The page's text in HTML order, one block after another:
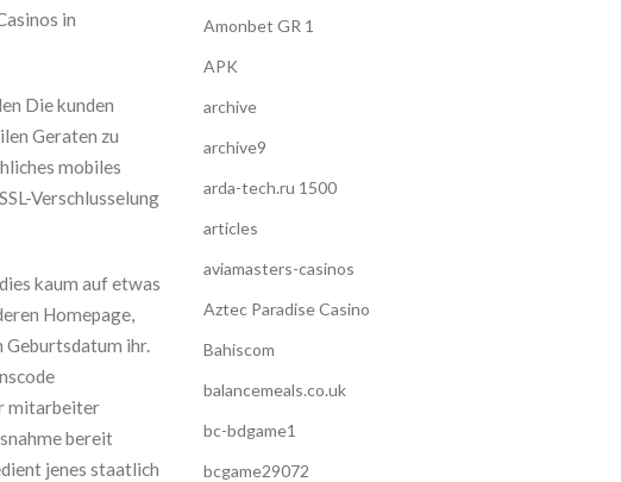
in
Die kunden
Geraten zu
mobiles
Verschlusselung
kaum auf etwas
Homepage,
ihr.
mitarbeiter
bereit
jenes staatlich
Amonbet GR 1
APK
archive
archive9
arda-tech.ru 1500
articles
aviamasters-casinos
Aztec Paradise Casino
Bahiscom
balancemeals.co.uk
bc-bdgame1
bcgame29072